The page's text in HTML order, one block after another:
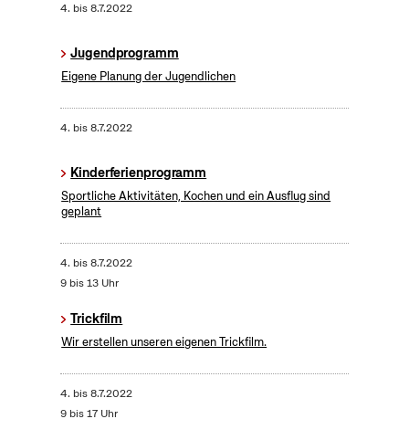
4. bis8.7.2022
Jugendprogramm
Eigene Planung der Jugendlichen
4. bis8.7.2022
Kinderferienprogramm
Sportliche Aktivitäten, Kochen und ein Ausflug sind
geplant
4. bis8.7.2022
9 bis 13 Uhr
Trickfilm
Wir erstellen unseren eigenen Trickfilm.
4. bis8.7.2022
9 bis 17 Uhr